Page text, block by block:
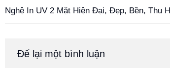
Nghệ In UV 2 Mặt Hiện Đại, Đẹp, Bền, Thu
Để lại một bình luận